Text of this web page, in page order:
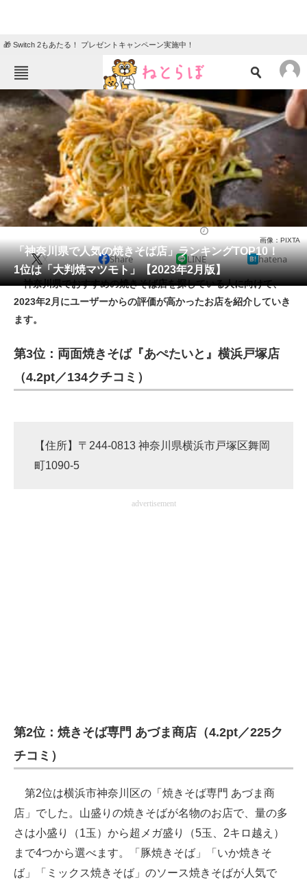
🎁 Switch 2もあたる！ プレゼントキャンペーン実施中！
ねとらぼメニュー
TOP ニュース
エンタメ クイズ
グルメ 地域
住まい 教育・育児
動物 リサーチ
会員記事
メディア
注目記事を集めた総合ページ
エレクトロニクス専門サイト
エネルギーの専門メディア
建設×テクノロジーの最前線
ちょっと気になるネットの話題
「神奈川県で人気の焼きそば店」ランキングTOP10！
1位は「大判焼マツモト」【2023年2月版】
画像：PIXTA
X Share LINE hatena
神奈川県でおすすめの焼きそば店を探している人に向けて、
2023年2月にユーザーからの評価が高かったお店を紹介していき
ます。
第3位：両面焼きそば『あぺたいと』横浜戸塚店
（4.2pt／134クチコミ）
【住所】〒244-0813 神奈川県横浜市戸塚区舞岡
町1090-5
advertisement
第2位：焼きそば専門 あづま商店（4.2pt／225ク
チコミ）
第2位は横浜市神奈川区の「焼きそば専門 あづま商
店」でした。山盛りの焼きそばが名物のお店で、量の多
さは小盛り（1玉）から超メガ盛り（5玉、2キロ越え）
まで4つから選べます。「豚焼きそば」「いか焼きそ
ば」「ミックス焼きそば」のソース焼きそばが人気で